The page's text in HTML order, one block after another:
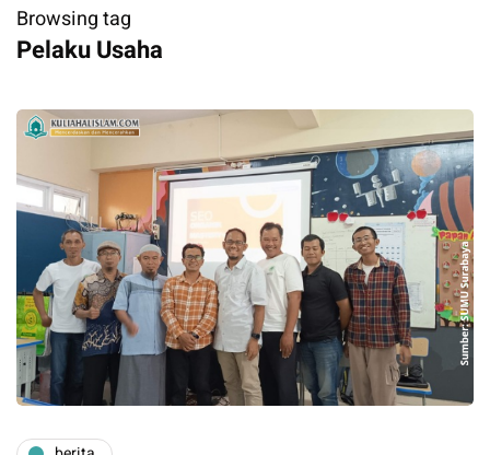
Browsing tag
Pelaku Usaha